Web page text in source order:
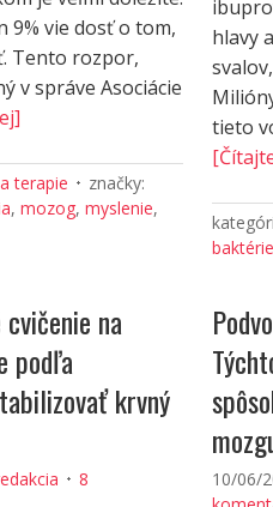
9% vie dosť o tom,
Tento rozpor,
v správe Asociácie
terapie
značky:
, mozog, myslenie,
hlavy
tieto
baktérie
na
podľa
krvný
8
10/06/